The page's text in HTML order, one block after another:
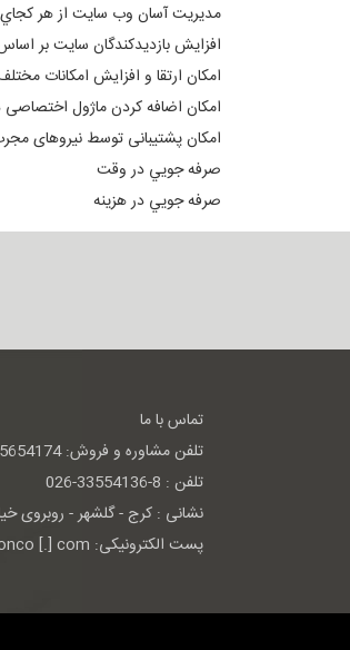
مديريت آسان وب سايت از هر كجاي
افزايش بازديدكندگان سايت بر
امکان ارتقا و افزایش امکانات
امکان اضافه کردن ماژول اختصاصی
امکان پشتیبانی توسط نیروهای
صرفه جويي در وقت
صرفه جويي در هزينه
تماس با ما
تلفن مشاوره و فروش: 09125654174
تلفن : 8-33554136-026
نشانی : كرج - گلشهر - روبروی
پست الکترونیکی: info [@] sargonco [.] com